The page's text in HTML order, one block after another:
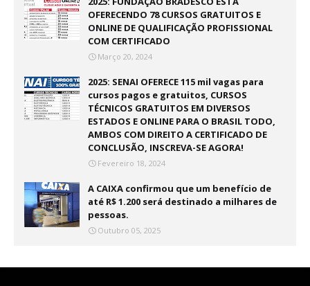
OFERECENDO 78 CURSOS GRATUITOS E
ONLINE DE QUALIFICAÇÃO PROFISSIONAL
COM CERTIFICADO
Março 20, 2024
2025: SENAI OFERECE 115 mil vagas para
cursos pagos e gratuitos, CURSOS
TÉCNICOS GRATUITOS EM DIVERSOS
ESTADOS E ONLINE PARA O BRASIL TODO,
AMBOS COM DIREITO A CERTIFICADO DE
CONCLUSÃO, INSCREVA-SE AGORA!
Fevereiro 18, 2024
A CAIXA confirmou que um benefício de
até R$ 1.200 será destinado a milhares de
pessoas.
Outubro 05, 2025